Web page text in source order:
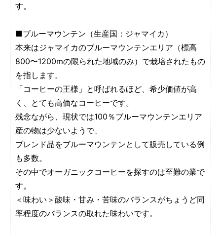
す。
■ブルーマウンテン（生産国：ジャマイカ）
本来はジャマイカのブルーマウンテンエリア（標高
800〜1200mの限られた地域のみ）で栽培されたもの
を指します。
「コーヒーの王様」と呼ばれるほど、希少価値が高
く、とても高価なコーヒーです。
残念ながら、現状では100％ブルーマウンテンエリア
産の物は少ないようで、
ブレンド品をブルーマウンテンとして販売している例
も多数。
その中でオーガニックコーヒーを探すのは至難の業で
す。
＜味わい＞酸味・甘み・苦味のバランスがちょうど同
率程度のバランスの取れた味わいです。